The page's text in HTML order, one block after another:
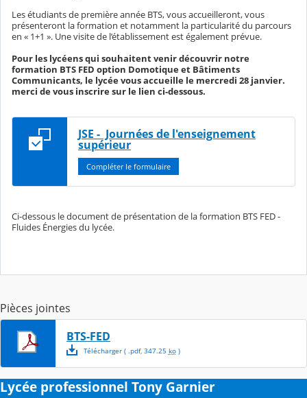
Les étudiants de première année BTS, vous accueilleront, vous
présenteront la formation et notamment la particularité du parcours
en « 1+1 ». Une visite de l’établissement est également prévue.
Pour les lycéens qui souhaitent venir découvrir notre
formation BTS FED option Domotique et Bâtiments
Communicants, le lycée vous accueille le mercredi 28 janvier.
merci de vous inscrire sur le lien ci-dessous.
JSE - Journées de l'enseignement
supérieur
Compléter le formulaire
Ci-dessous le document de présentation de la formation BTS FED -
Fluides Énergies du lycée.
Pièces jointes
BTS-FED
Télécharger( .pdf, 347.25 ko)
Lycée professionnel Tony Garnier